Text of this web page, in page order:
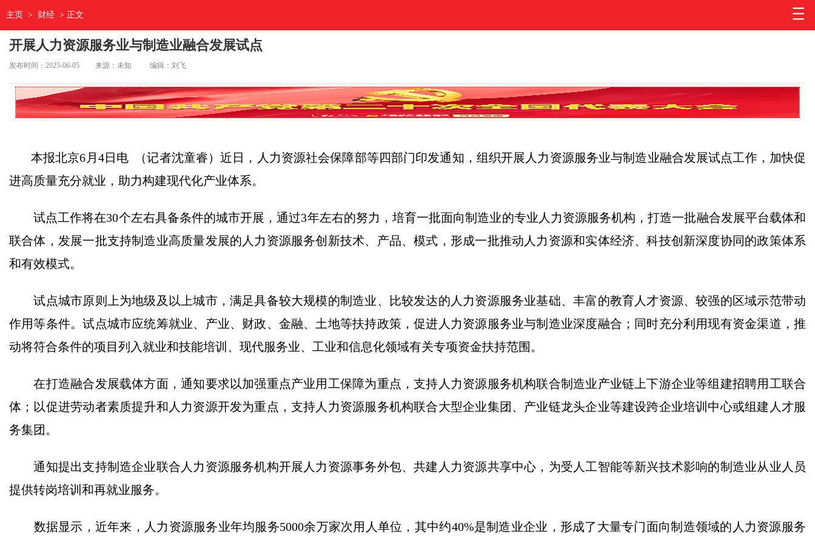
主页 > 财经 > 正文
开展人力资源服务业与制造业融合发展试点
发布时间：2025-06-05 来源：未知 编辑：刘飞
本报北京6月4日电 （记者沈童睿）近日，人力资源社会保障部等四部门印发通知，组织开展人力资源服务业与制造业融合发展试点工作，加快促
进高质量充分就业，助力构建现代化产业体系。
试点工作将在30个左右具备条件的城市开展，通过3年左右的努力，培育一批面向制造业的专业人力资源服务机构，打造一批融合发展平台载体和
联合体，发展一批支持制造业高质量发展的人力资源服务创新技术、产品、模式，形成一批推动人力资源和实体经济、科技创新深度协同的政策体系
和有效模式。
试点城市原则上为地级及以上城市，满足具备较大规模的制造业、比较发达的人力资源服务业基础、丰富的教育人才资源、较强的区域示范带动
作用等条件。试点城市应统筹就业、产业、财政、金融、土地等扶持政策，促进人力资源服务业与制造业深度融合；同时充分利用现有资金渠道，推
动将符合条件的项目列入就业和技能培训、现代服务业、工业和信息化领域有关专项资金扶持范围。
在打造融合发展载体方面，通知要求以加强重点产业用工保障为重点，支持人力资源服务机构联合制造业产业链上下游企业等组建招聘用工联合
体；以促进劳动者素质提升和人力资源开发为重点，支持人力资源服务机构联合大型企业集团、产业链龙头企业等建设跨企业培训中心或组建人才服
务集团。
通知提出支持制造企业联合人力资源服务机构开展人力资源事务外包、共建人力资源共享中心，为受人工智能等新兴技术影响的制造业从业人员
提供转岗培训和再就业服务。
数据显示，近年来，人力资源服务业年均服务5000余万家次用人单位，其中约40%是制造业企业，形成了大量专门面向制造领域的人力资源服务